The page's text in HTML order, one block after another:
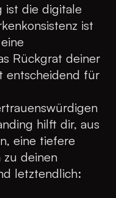
ist die digitale
ist
Rückgrat deiner
entscheidend für
hilft dir, aus
eine tiefere
deinen
letztendlich: